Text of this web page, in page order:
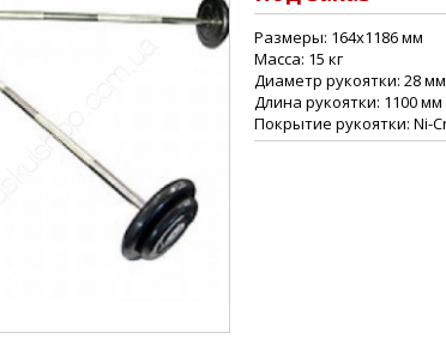
Размеры: 164х1186 мм
Масса: 15 кг
Диаметр рукоятки: 28 мм
Длина рукоятки: 1100 мм
Покрытие рукоятки: Ni-